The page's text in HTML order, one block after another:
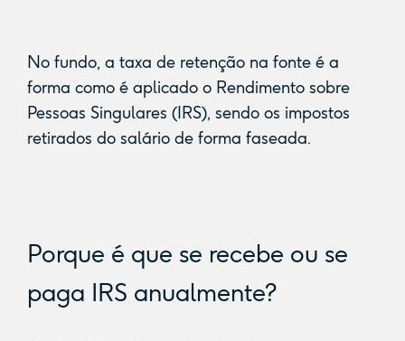
No fundo, a taxa de retenção na fonte é a
forma como é aplicado o Rendimento sobre
Pessoas Singulares (IRS), sendo os impostos
retirados do salário de forma faseada.
Porque é que se recebe ou se
paga IRS anualmente?